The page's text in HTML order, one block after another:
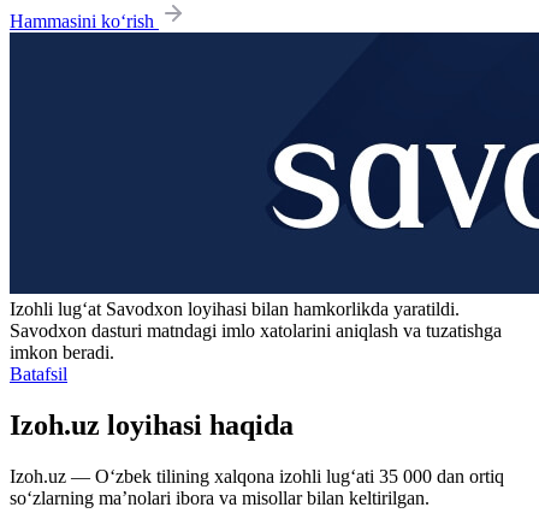
Hammasini ko‘rish
Izohli lugʻat Savodxon loyihasi bilan hamkorlikda yaratildi.
Savodxon dasturi matndagi imlo xatolarini aniqlash va tuzatishga
imkon beradi.
Batafsil
Izoh.uz loyihasi haqida
Izoh.uz — O‘zbek tilining xalqona izohli lug‘ati 35 000 dan ortiq
so‘zlarning ma’nolari ibora va misollar bilan keltirilgan.